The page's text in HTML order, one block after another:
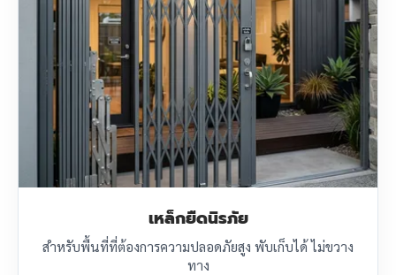
เหล็กยืดนิรภัย
สำหรับพื้นที่ที่ต้องการความปลอดภัยสูง พับเก็บได้ ไม่ขวาง
ทาง